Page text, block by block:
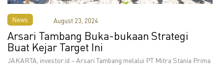
News
Arsari Tambang Buka-bukaan Strategi
Buat Kejar Target Ini
August 23, 2024
JAKARTA, investor.id – Arsari Tambang melalui PT Mitra Stania Prima